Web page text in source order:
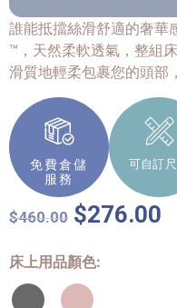
誰能抵擋絲滑舒適的奢華
™，天然柔軟透氣，整組
滑質地輕柔包裹您的頭部
免費倉儲
服務
可自訂
$460.00 $276.00
床上用品顏色